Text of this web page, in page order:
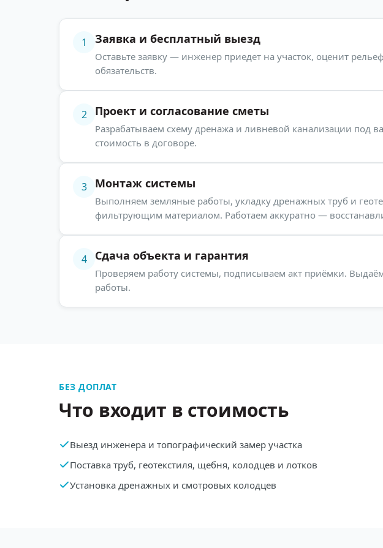
1 Заявка и бесплатный выезд
Оставьте заявку — инженер приедет на участок, оценит
обязательств.
2 Проект и согласование сметы
Разрабатываем схему дренажа и ливневой канализации под
стоимость в договоре.
3 Монтаж системы
Выполняем земляные работы, укладку дренажных труб и
фильтрующим материалом. Работаем аккуратно —
4 Сдача объекта и гарантия
Проверяем работу системы, подписываем акт приёмки.
работы.
БЕЗ ДОПЛАТ
Что входит в стоимость
Выезд инженера и топографический замер участка
Поставка труб, геотекстиля, щебня, колодцев и лотков
Установка дренажных и смотровых колодцев